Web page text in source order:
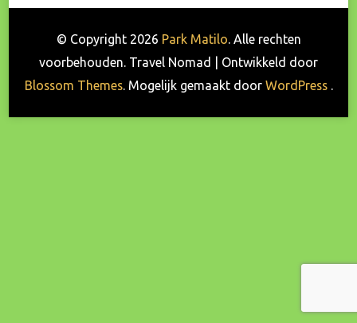
© Copyright 2026 Park Matilo. Alle rechten
voorbehouden. Travel Nomad | Ontwikkeld door
Blossom Themes. Mogelijk gemaakt door WordPress.